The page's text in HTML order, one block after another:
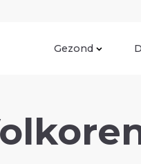
Gezond